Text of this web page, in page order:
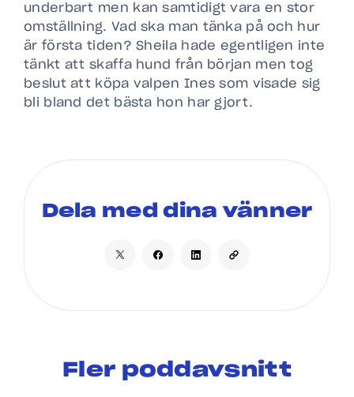
underbart men kan samtidigt vara en stor
omställning. Vad ska man tänka på och hur
är första tiden? Sheila hade egentligen inte
tänkt att skaffa hund från början men tog
beslut att köpa valpen Ines som visade sig
bli bland det bästa hon har gjort.
Dela med dina vänner
Fler poddavsnitt